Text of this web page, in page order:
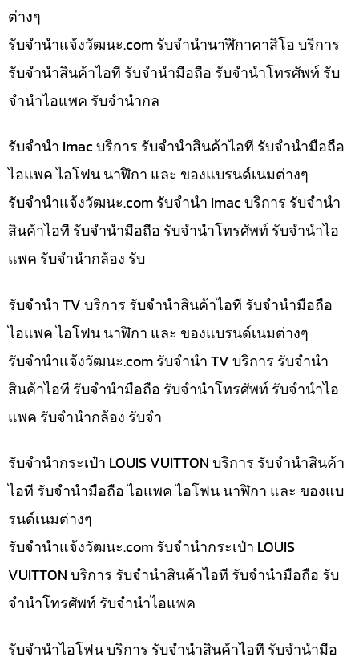
ต่างๆ
รับจํานําแจ้งวัฒนะ.com รับจำนำนาฬิกาคาสิโอ บริการ
รับจำนำสินค้าไอที รับจำนำมือถือ รับจำนำโทรศัพท์ รับ
จำนำไอแพค รับจำนำกล
รับจำนำ Imac บริการ รับจำนำสินค้าไอที รับจำนำมือถือ
ไอแพค ไอโฟน นาฬิกา และ ของแบรนด์เนมต่างๆ
รับจํานําแจ้งวัฒนะ.com รับจำนำ Imac บริการ รับจำนำ
สินค้าไอที รับจำนำมือถือ รับจำนำโทรศัพท์ รับจำนำไอ
แพค รับจำนำกล้อง รับ
รับจำนำ TV บริการ รับจำนำสินค้าไอที รับจำนำมือถือ
ไอแพค ไอโฟน นาฬิกา และ ของแบรนด์เนมต่างๆ
รับจํานําแจ้งวัฒนะ.com รับจำนำ TV บริการ รับจำนำ
สินค้าไอที รับจำนำมือถือ รับจำนำโทรศัพท์ รับจำนำไอ
แพค รับจำนำกล้อง รับจำ
รับจำนำกระเป๋า LOUIS VUITTON บริการ รับจำนำสินค้า
ไอที รับจำนำมือถือ ไอแพค ไอโฟน นาฬิกา และ ของแบ
รนด์เนมต่างๆ
รับจํานําแจ้งวัฒนะ.com รับจำนำกระเป๋า LOUIS
VUITTON บริการ รับจำนำสินค้าไอที รับจำนำมือถือ รับ
จำนำโทรศัพท์ รับจำนำไอแพค
รับจำนำไอโฟน บริการ รับจำนำสินค้าไอที รับจำนำมือ